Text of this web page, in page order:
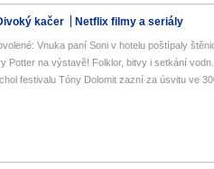
kačer Netflix filmy a seriály
Vnuka paní Soni v hotelu poštípaly
Potter na výstavě! Folklor, bitvy i setkání
festivalu Tóny Dolomit zazní za úsvitu ve